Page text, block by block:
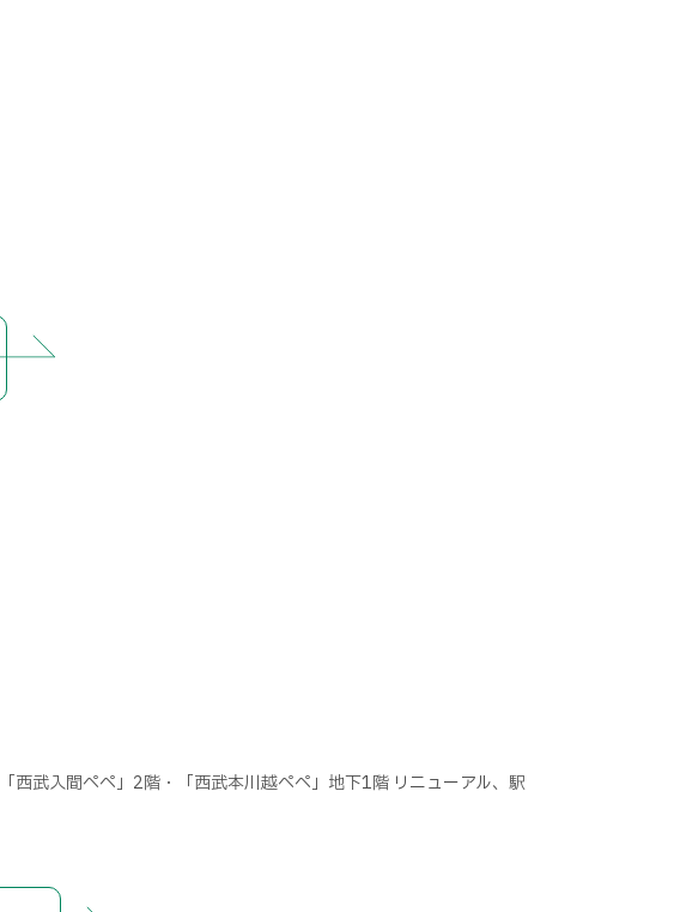
武入間ペペ」2階・「西武本川越ペペ」地下1階 リニューアル、駅